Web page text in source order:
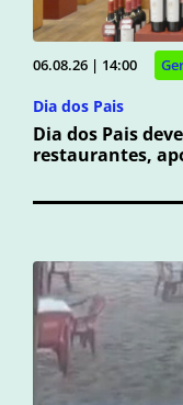
06.08.26 | 14:00
Dia dos Pais
Dia dos Pais
restaurantes,